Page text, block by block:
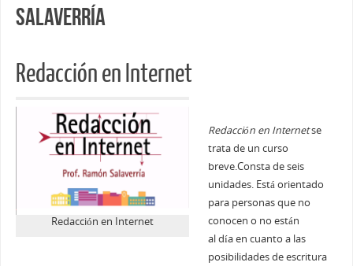
Salaverría
Redacción en Internet
Redacción en Internet
Redacción en Internetse
trata de un curso
breve.Consta de seis
unidades. Está orientado
para personas que no
conocen o no están
al día en cuanto a las
posibilidades de escritura